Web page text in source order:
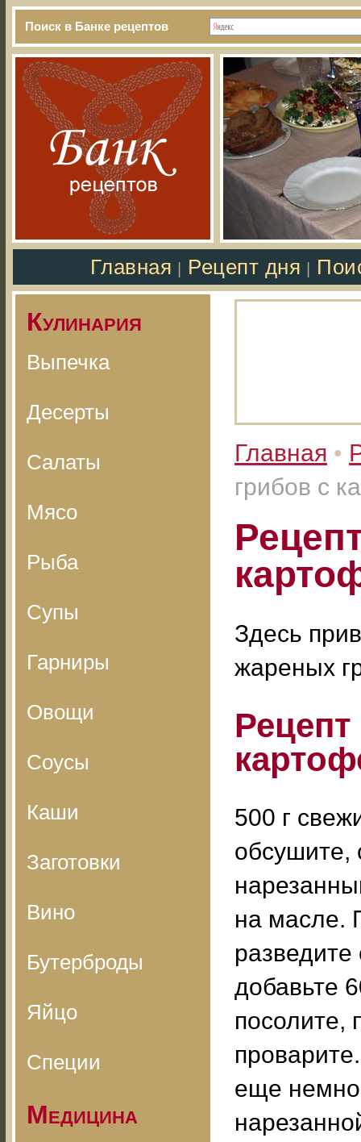
Поиск в Банке рецептов
Главная Рецепт дня
Кулинария
Выпечка
Десерты
Салаты
Мясо
Рыба
Супы
Гарниры
Овощи
Соусы
Каши
Заготовки
Вино
Бутерброды
Яйцо
Специи
Медицина
Главная •
грибов с
Здесь
жареных
500 г
обсушите,
на масле.
добавьте
посолите,
еще